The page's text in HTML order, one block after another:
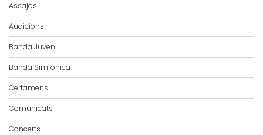
Assajos
Audicions
Banda Juvenil
Banda Simfònica
Certamens
Comunicats
Concerts